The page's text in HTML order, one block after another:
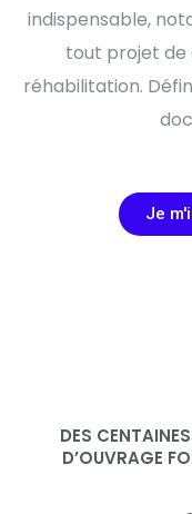
indispensable,
tout projet de
réhabilitation.
Je
DES
D’OUVRAGE